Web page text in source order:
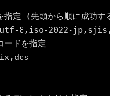
指定 (先頭から順に成功する
8,iso-2022-
ードを指定